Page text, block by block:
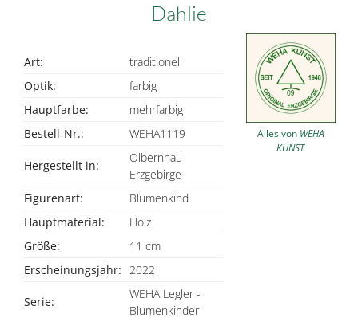
Dahlie
Art:
traditionell
Optik:
farbig
Hauptfarbe:
mehrfarbig
Bestell-Nr.:
WEHA1119
Hergestellt in:
Olbernhau
Erzgebirge
Figurenart:
Blumenkind
Hauptmaterial:
Holz
Größe:
11 cm
Erscheinungsjahr: 2022
Serie:
WEHA Legler -
Blumenkinder
Alles von WEHA
KUNST